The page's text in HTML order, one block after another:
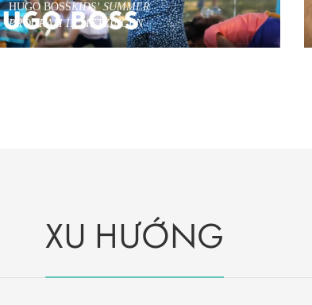
HUGO BOSSKIDS’ SUMMER
PROGRAM IN METZINGEN
XU HƯỚNG